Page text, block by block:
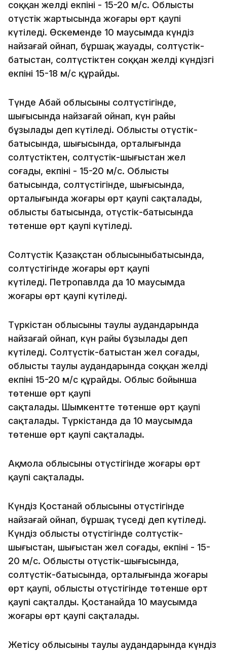
соққан желдің екпіні - 15-20 м/с. Облыстың
оңтүстік жартысында жоғары өрт қаупі
күтіледі. Өскеменде 10 маусымда күндіз
найзағай ойнап, бұршақ жауады, солтүстік-
батыстан, солтүстіктен соққан желдің күндізгі
екпіні 15-18 м/с құрайды.
Түнде Абай облысының солтүстігінде,
шығысында найзағай ойнап, күн райы
бұзылады деп күтіледі. Облыстың оңтүстік-
батысында, шығысында, орталығында
солтүстіктен, солтүстік-шығыстан жел
соғады, екпіні - 15-20 м/с. Облыстың
батысында, солтүстігінде, шығысында,
орталығында жоғары өрт қаупі сақталады,
облыстың батысында, оңтүстік-батысында
төтенше өрт қаупі күтіледі.
Солтүстік Қазақстан облысыныңбатысында,
солтүстігінде жоғары өрт қаупі
күтіледі. Петропавлда да 10 маусымда
жоғары өрт қаупі күтіледі.
Түркістан облысының таулы аудандарында
найзағай ойнап, күн райы бұзылады деп
күтіледі. Солтүстік-батыстан жел соғады,
облыстың таулы аудандарында соққан желдің
екпіні 15-20 м/с құрайды. Облыс бойынша
төтенше өрт қаупі
сақталады. Шымкентте төтенше өрт қаупі
сақталады. Түркістанда да 10 маусымда
төтенше өрт қаупі сақталады.
Ақмола облысының оңтүстігінде жоғары өрт
қаупі сақталады.
Күндіз Қостанай облысының оңтүстігінде
найзағай ойнап, бұршақ түседі деп күтіледі.
Күндіз облыстың оңтүстігінде солтүстік-
шығыстан, шығыстан жел соғады, екпіні - 15-
20 м/с. Облыстың оңтүстік-шығысында,
солтүстік-батысында, орталығында жоғары
өрт қаупі, облыстың оңтүстігінде төтенше өрт
қаупі сақталды. Қостанайда 10 маусымда
жоғары өрт қаупі сақталады.
Жетісу облысының таулы аудандарында күндіз